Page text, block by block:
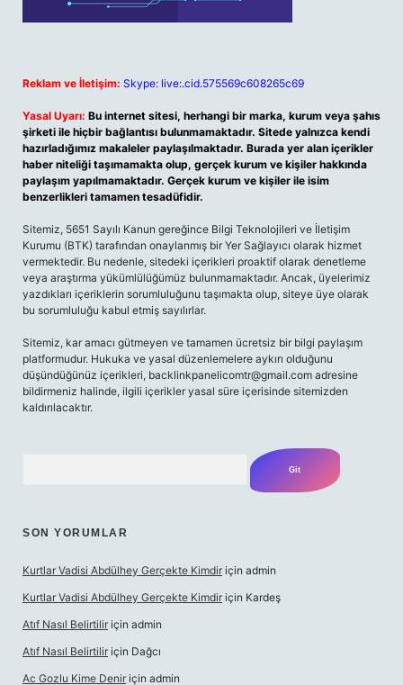
Reklam ve İletişim: Skype: live:.cid.575569c608265c69
Yasal Uyarı: Bu internet sitesi, herhangi bir marka, kurum veya şahıs
şirketi ile hiçbir bağlantısı bulunmamaktadır. Sitede yalnızca kendi
hazırladığımız makaleler paylaşılmaktadır. Burada yer alan içerikler
haber niteliği taşımamakta olup, gerçek kurum ve kişiler hakkında
paylaşım yapılmamaktadır. Gerçek kurum ve kişiler ile isim
benzerlikleri tamamen tesadüfidir.
Sitemiz, 5651 Sayılı Kanun gereğince Bilgi Teknolojileri ve İletişim
Kurumu (BTK) tarafından onaylanmış bir Yer Sağlayıcı olarak hizmet
vermektedir. Bu nedenle, sitedeki içerikleri proaktif olarak denetleme
veya araştırma yükümlülüğümüz bulunmamaktadır. Ancak, üyelerimiz
yazdıkları içeriklerin sorumluluğunu taşımakta olup, siteye üye olarak
bu sorumluluğu kabul etmiş sayılırlar.
Sitemiz, kar amacı gütmeyen ve tamamen ücretsiz bir bilgi paylaşım
platformudur. Hukuka ve yasal düzenlemelere aykırı olduğunu
düşündüğünüz içerikleri, backlinkpanelicomtr@gmail.com adresine
bildirmeniz halinde, ilgili içerikler yasal süre içerisinde sitemizden
kaldırılacaktır.
SON YORUMLAR
Kurtlar Vadisi Abdülhey Gerçekte Kimdir için admin
Kurtlar Vadisi Abdülhey Gerçekte Kimdir için Kardeş
Atıf Nasıl Belirtilir için admin
Atıf Nasıl Belirtilir için Dağcı
Ac Gozlu Kime Denir için admin